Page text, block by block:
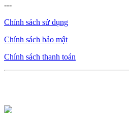
---
Chính sách sử dụng
Chính sách bảo mật
Chính sách thanh toán